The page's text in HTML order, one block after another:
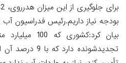
بودجه نیاز داریم.رئیس فدراسیون
بیان
تجدیدشونده